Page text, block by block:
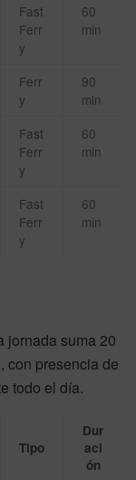
Fast
Ferr
y
60
min
Ferr
y
90
min
Fast
Ferr
y
60
min
Fast
Ferr
y
60
min
jornada suma 20
con presencia de
todo el día.
Tipo
Dur
aci
ón